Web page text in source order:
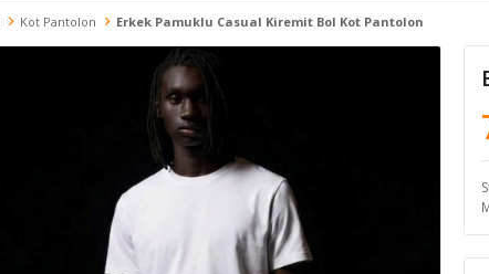
Kot Pantolon Erkek Pamuklu Casual Kiremit Bol Kot Pantolon